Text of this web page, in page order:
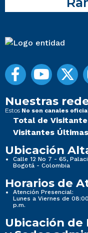
Nuestras
Estos No son canales
Total de
Visitantes
Ubicación
Calle 12 No 7 - 65,
Bogotá - Colombia
Horarios de
Atención Presencial:
Lunes a Viernes de
p.m.
Ubicación de